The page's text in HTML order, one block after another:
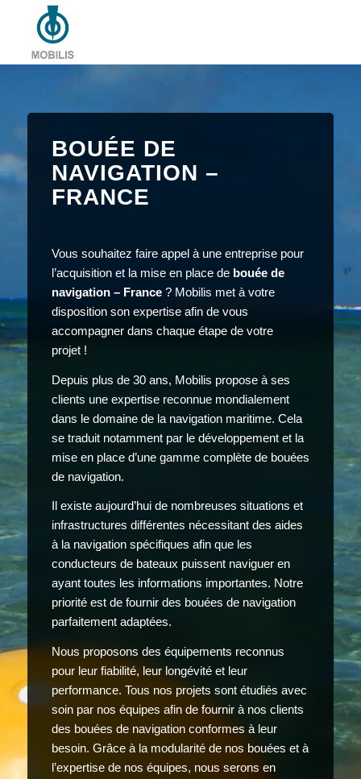
BOUÉE DE
NAVIGATION –
FRANCE
Vous souhaitez faire appel à une entreprise pour
l’acquisition et la mise en place de bouée de
navigation – France? Mobilis met à votre
disposition son expertise afin de vous
accompagner dans chaque étape de votre
projet !
Depuis plus de 30 ans, Mobilis propose à ses
clients une expertise reconnue mondialement
dans le domaine de la navigation maritime. Cela
se traduit notamment par le développement et la
mise en place d’une gamme complète de bouées
de navigation.
Il existe aujourd’hui de nombreuses situations et
infrastructures différentes nécessitant des aides
à la navigation spécifiques afin que les
conducteurs de bateaux puissent naviguer en
ayant toutes les informations importantes. Notre
priorité est de fournir des bouées de navigation
parfaitement adaptées.
Nous proposons des équipements reconnus
pour leur fiabilité, leur longévité et leur
performance. Tous nos projets sont étudiés avec
soin par nos équipes afin de fournir à nos clients
des bouées de navigation conformes à leur
besoin. Grâce à la modularité de nos bouées et à
l’expertise de nos équipes, nous serons en